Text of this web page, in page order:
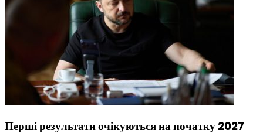
Перші результати очікуються на початку 2027